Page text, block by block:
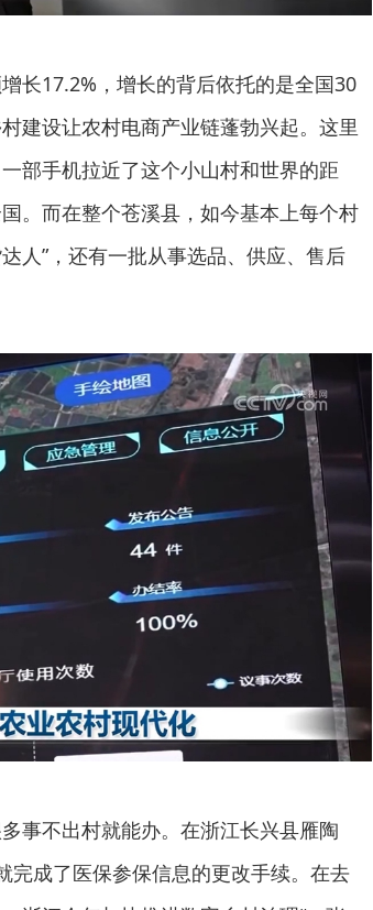
17.2%，增长的背后依托的是全国30
建设让农村电商产业链蓬勃兴起。这里
部手机拉近了这个小山村和世界的距
。而在整个苍溪县，如今基本上每个村
人”，还有一批从事选品、供应、售后
不出村就能办。在浙江长兴县雁陶
完成了医保参保信息的更改手续。在去